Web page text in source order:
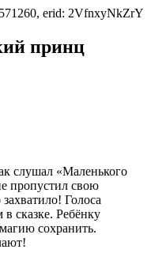
erid: 2VfnxyNkZrY
принц
слушал «Маленького
пропустил свою
Голоса
в сказке. Ребёнку
сохранить.